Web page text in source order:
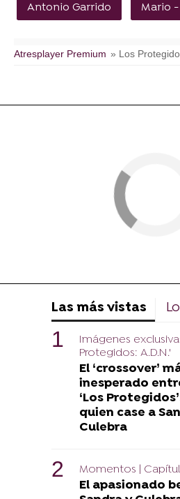
Antonio Garrido Mario
Atresplayer Premium » Los
Las más vistas
Imágenes
Protegidos: A.D.N.'
El ‘crossover’
inesperado entre
‘Los
quien case a
Culebra
Momentos |
El apasionado